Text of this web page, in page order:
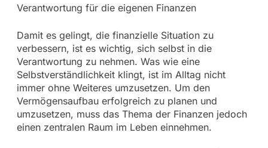
Verantwortung für die eigenen Finanzen
Damit es gelingt, die finanzielle Situation zu
verbessern, ist es wichtig, sich selbst in die
Verantwortung zu nehmen. Was wie eine
Selbstverständlichkeit klingt, ist im Alltag nicht
immer ohne Weiteres umzusetzen. Um den
Vermögensaufbau erfolgreich zu planen und
umzusetzen, muss das Thema der Finanzen jedoch
einen zentralen Raum im Leben einnehmen.